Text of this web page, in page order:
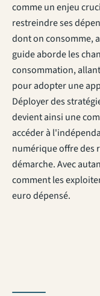
comme un enjeu
restreindre ses
dont on consomme,
guide aborde les
consommation,
pour adopter une
Déployer des
devient ainsi une
accéder à
numérique offre des
démarche. Avec
comment les
euro dépensé.